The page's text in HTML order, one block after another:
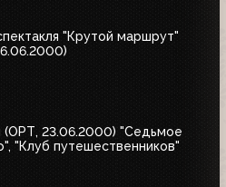
"Крутой маршрут"
(ОРТ, 23.06.2000) "Седьмое
"Клуб путешественников"